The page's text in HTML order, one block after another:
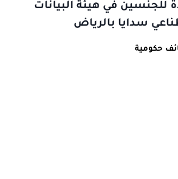
للجنسين في هيئة البيانات
سدايا بالرياض
حكومية